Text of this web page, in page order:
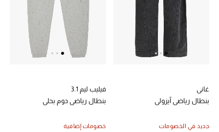
مستلزمات المنزل
غاني
بنطال رياضي آيزولي
جديد في الخصومات
فيليب ليم 3.1
بنطال رياضي دوم بحلي
خصومات إضافية